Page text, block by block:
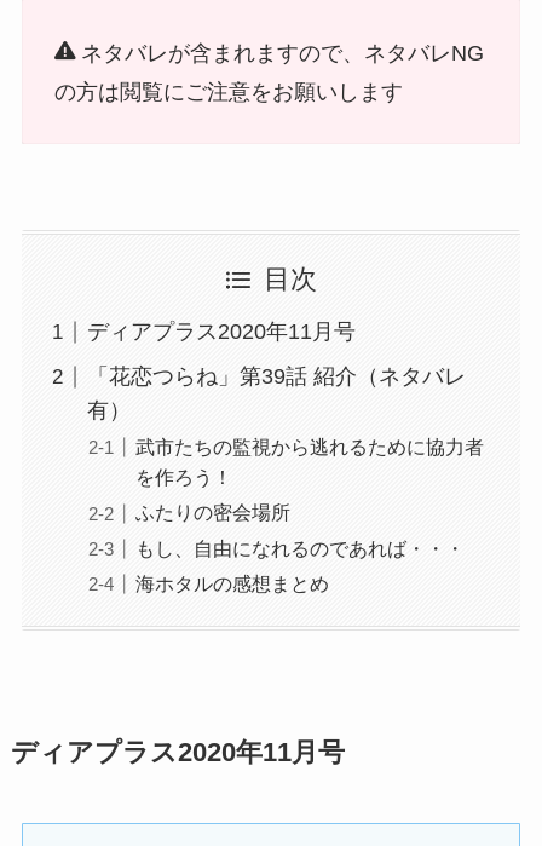
ネタバレが含まれますので、ネタバレNG
の方は閲覧にご注意をお願いします
目次
ディアプラス2020年11月号
「花恋つらね」第39話 紹介（ネタバレ
有）
武市たちの監視から逃れるために協力者
を作ろう！
ふたりの密会場所
もし、自由になれるのであれば・・・
海ホタルの感想まとめ
ディアプラス2020年11月号